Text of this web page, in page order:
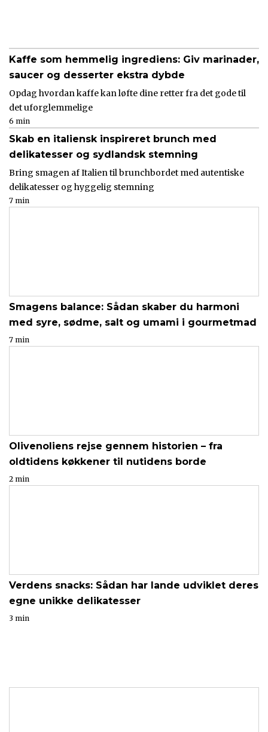
Kaffe som hemmelig ingrediens: Giv marinader,
saucer og desserter ekstra dybde
Opdag hvordan kaffe kan løfte dine retter fra det gode til
det uforglemmelige
6 min
Skab en italiensk inspireret brunch med
delikatesser og sydlandsk stemning
Bring smagen af Italien til brunchbordet med autentiske
delikatesser og hyggelig stemning
7 min
Smagens balance: Sådan skaber du harmoni
med syre, sødme, salt og umami i gourmetmad
7 min
Olivenoliens rejse gennem historien – fra
oldtidens køkkener til nutidens borde
2 min
Verdens snacks: Sådan har lande udviklet deres
egne unikke delikatesser
3 min